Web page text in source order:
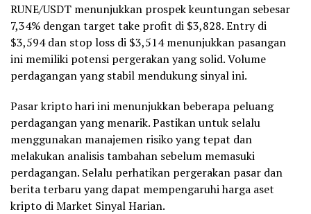
RUNE/USDT menunjukkan prospek keuntungan sebesar
7,34% dengan target take profit di $3,828. Entry di
$3,594 dan stop loss di $3,514 menunjukkan pasangan
ini memiliki potensi pergerakan yang solid. Volume
perdagangan yang stabil mendukung sinyal ini.
Pasar kripto hari ini menunjukkan beberapa peluang
perdagangan yang menarik. Pastikan untuk selalu
menggunakan manajemen risiko yang tepat dan
melakukan analisis tambahan sebelum memasuki
perdagangan. Selalu perhatikan pergerakan pasar dan
berita terbaru yang dapat mempengaruhi harga aset
kripto di Market Sinyal Harian.